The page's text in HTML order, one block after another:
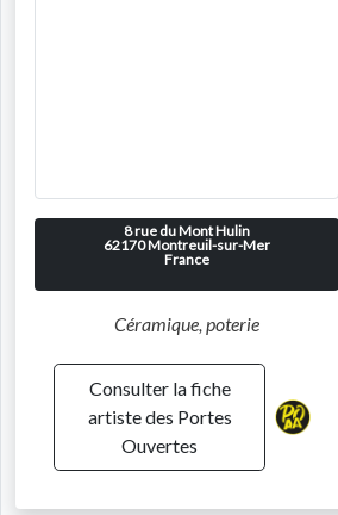
8 rue du Mont Hulin
62170Montreuil-sur-Mer
France
Céramique, poterie
Consulter la fiche
artiste des Portes
Ouvertes